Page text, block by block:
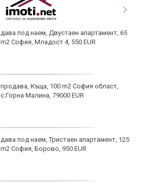
дава под наем, Двустаен апартамент, 65
m2 София, Младост 4, 550 EUR
продава, Къща, 100 m2 София област,
с.Горна Малина, 79000 EUR
дава под наем, Тристаен апартамент, 125
m2 София, Борово, 950 EUR